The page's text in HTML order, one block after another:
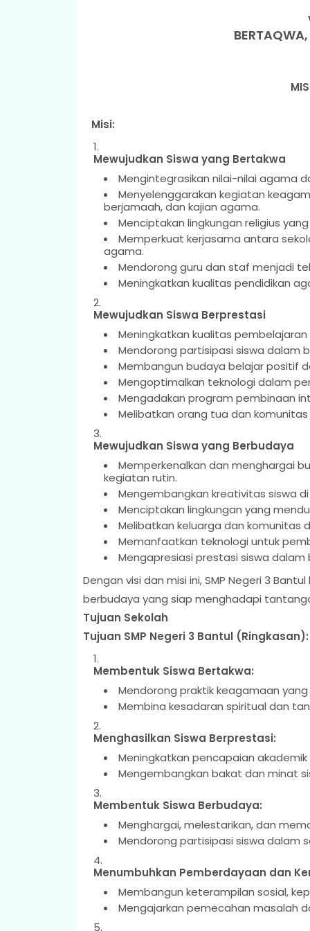
BERTAQWA,
Misi:
Mewujudkan Siswa yang Bertakwa
Mengintegrasikan nilai-nilai agama
Menyelenggarakan kegiatan
berjamaah, dan kajian agama.
Menciptakan lingkungan religius
Memperkuat kerjasama antara
agama.
Mendorong guru dan staf menjadi
Meningkatkan kualitas pendidikan
Mewujudkan Siswa Berprestasi
Meningkatkan kualitas
Mendorong partisipasi siswa dalam
Membangun budaya belajar positif
Mengoptimalkan teknologi dalam
Mengadakan program pembinaan
Melibatkan orang tua dan
Mewujudkan Siswa yang Berbudaya
Memperkenalkan dan menghargai
kegiatan rutin.
Mengembangkan kreativitas siswa
Menciptakan lingkungan yang
Melibatkan keluarga dan komunitas
Memanfaatkan teknologi untuk
Mengapresiasi prestasi siswa
Dengan visi dan misi ini, SMP Negeri 3
berbudaya yang siap menghadapi
Tujuan Sekolah
Tujuan SMP Negeri 3 Bantul (Ringkasan):
Membentuk Siswa Bertakwa:
Mendorong praktik keagamaan
Membina kesadaran spiritual dan
Menghasilkan Siswa Berprestasi:
Meningkatkan pencapaian
Mengembangkan bakat dan minat
Membentuk Siswa Berbudaya:
Menghargai, melestarikan, dan
Mendorong partisipasi siswa dalam
Menumbuhkan Pemberdayaan dan
Membangun keterampilan sosial,
Mengajarkan pemecahan masalah